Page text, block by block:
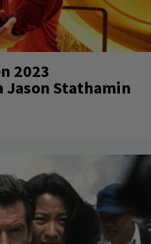
2023
Jason Stathamin